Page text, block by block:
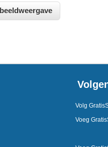
Volg
Voeg